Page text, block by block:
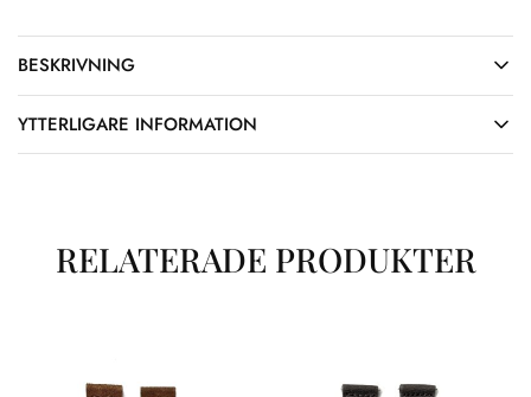
BESKRIVNING
YTTERLIGARE INFORMATION
RELATERADE PRODUKTER